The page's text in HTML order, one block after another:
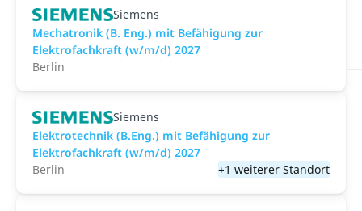
Siemens
Mechatronik (B. Eng.) mit Befähigung zur
Elektrofachkraft (w/m/d) 2027
Berlin
Siemens
Elektrotechnik (B.Eng.) mit Befähigung zur
Elektrofachkraft (w/m/d) 2027
Berlin
+1 weiterer Standort